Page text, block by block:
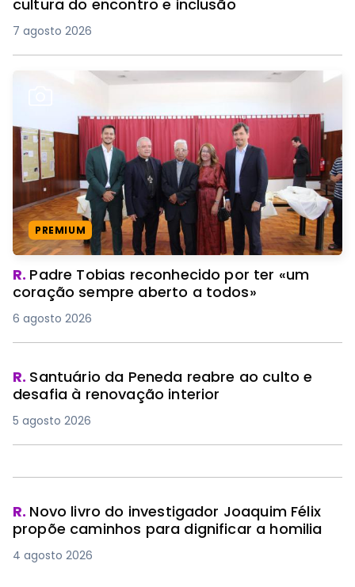
cultura do encontro e inclusão
7 agosto 2026
PREMIUM
R. Padre Tobias reconhecido por ter «um
coração sempre aberto a todos»
6 agosto 2026
R. Santuário da Peneda reabre ao culto e
desafia à renovação interior
5 agosto 2026
R. Novo livro do investigador Joaquim Félix
propõe caminhos para dignificar a homilia
4 agosto 2026